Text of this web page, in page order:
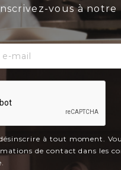
vous à notre
à tout moment.
de contact dans les